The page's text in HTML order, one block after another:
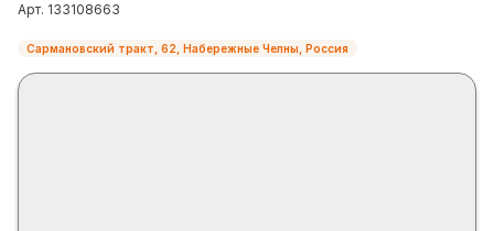
Арт. 133108663
Сармановский тракт, 62, Набережные Челны, Россия